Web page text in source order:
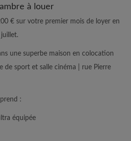
à louer
€ sur votre premier mois de loyer en
une superbe maison en colocation
de sport et salle cinéma | rue Pierre
:
équipée